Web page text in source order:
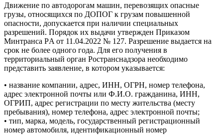
Движение по автодорогам машин, перевозящих опасные
грузы, относящихся по ДОПОГ к грузам повышенной
опасности, допускается при наличии специальных
разрешений. Порядок их выдачи утвержден Приказом
Минтранса РA от 11.04.2022 № 127. Разрешение выдается на
срок не более одного года. Для его получения в
территориальный орган Ространснадзора необходимо
представить заявление, в котором указывается:
• название компании, адрес, ИНН, ОГРН, номер телефона,
адрес электронной почты или Ф.И.О. гражданина, ИНН,
ОГРИП, адрес регистрации по месту жительства (месту
пребывания), номер телефона, адрес электронной почты;
• тип, марка, модель, государственный регистрационный
номер автомобиля, идентификационный номер